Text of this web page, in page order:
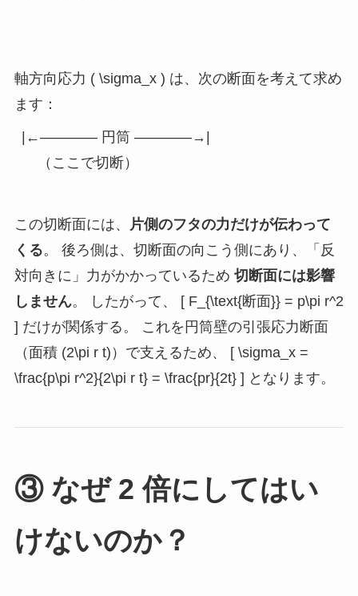
軸方向応力 ( \sigma_x ) は、次の断面を考えて求め
ます：
|←―――― 円筒 ――――→|
この切断面には、
片側のフタの力だけが伝わって
くる。 後ろ側は、切断面の向こう側にあり、「反
対向きに」力がかかっているため 切断面には影響
しません。 したがって、 [ F_{\text{断面}} = p\pi r^2
] だけが関係する。 これを円筒壁の引張応力断面
（面積 (2\pi r t)）で支えるため、 [ \sigma_x =
\frac{p\pi r^2}{2\pi r t} = \frac{pr}{2t} ] となります。
③ なぜ 2 倍にしてはい
けないのか？